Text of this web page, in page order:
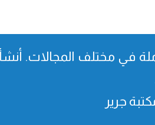
في مختلف المجالات.
جرير